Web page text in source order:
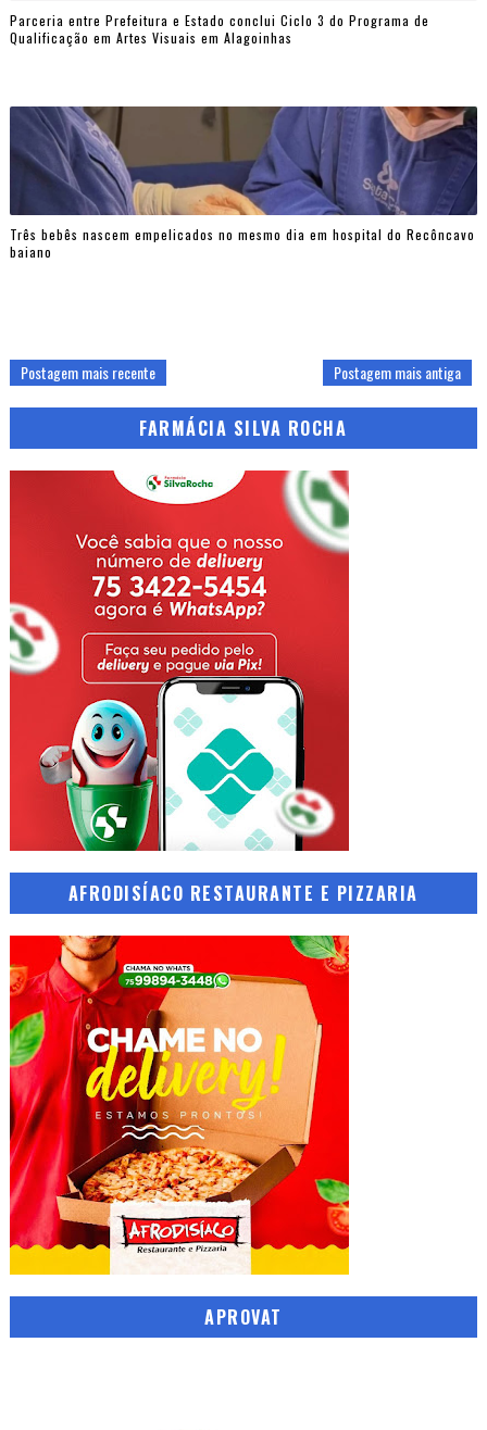
Parceria entre Prefeitura e Estado conclui Ciclo 3 do Programa de
Qualificação em Artes Visuais em Alagoinhas
Três bebês nascem empelicados no mesmo dia em hospital do Recôncavo
baiano
Postagem mais recente Postagem mais antiga
FARMÁCIA SILVA ROCHA
AFRODISÍACO RESTAURANTE E PIZZARIA
APROVAT